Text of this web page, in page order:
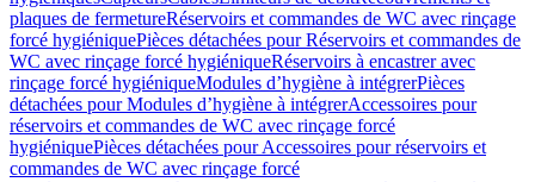
plaques de fermetureRéservoirs et commandes de WC avec rinçage
forcé hygiéniquePièces détachées pour Réservoirs et commandes de
WC avec rinçage forcé hygiéniqueRéservoirs à encastrer avec
rinçage forcé hygiéniqueModules d’hygiène à intégrerPièces
détachées pour Modules d’hygiène à intégrerAccessoires pour
réservoirs et commandes de WC avec rinçage forcé
hygiéniquePièces détachées pour Accessoires pour réservoirs et
commandes de WC avec rinçage forcé